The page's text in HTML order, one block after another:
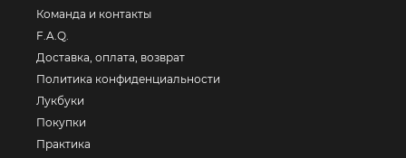
Команда и контакты
F.A.Q.
Доставка, оплата, возврат
Политика конфиденциальности
Лукбуки
Покупки
Практика